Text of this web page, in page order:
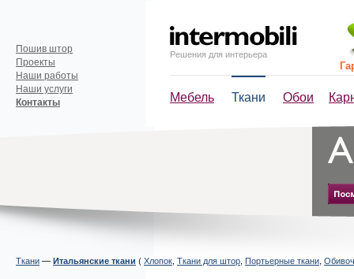
Решения для интерьера
Мебель Ткани Обои
Пошив штор
Проекты
Наши работы
Наши услуги
Контакты
Ткани— Итальянские ткани ( Хлопок, Ткани для штор, Портьерные ткани,